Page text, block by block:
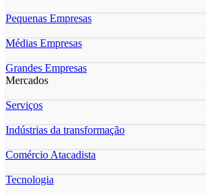
Pequenas Empresas
Médias Empresas
Grandes Empresas
Mercados
Serviços
Indústrias da transformação
Comércio Atacadista
Tecnologia